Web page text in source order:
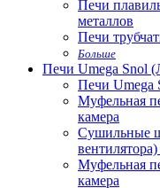
Печи
металлов
Печи
Больше
Печи Umega Snol
Печи Umega
Муфельная
камера
Сушильные
Муфельная
камера